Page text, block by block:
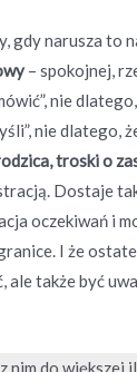
gdy narusza to
– spokojnej,
nie
nie dlatego,
troski o
Dostaje
oczekiwań i
I że
także być
nim do większej